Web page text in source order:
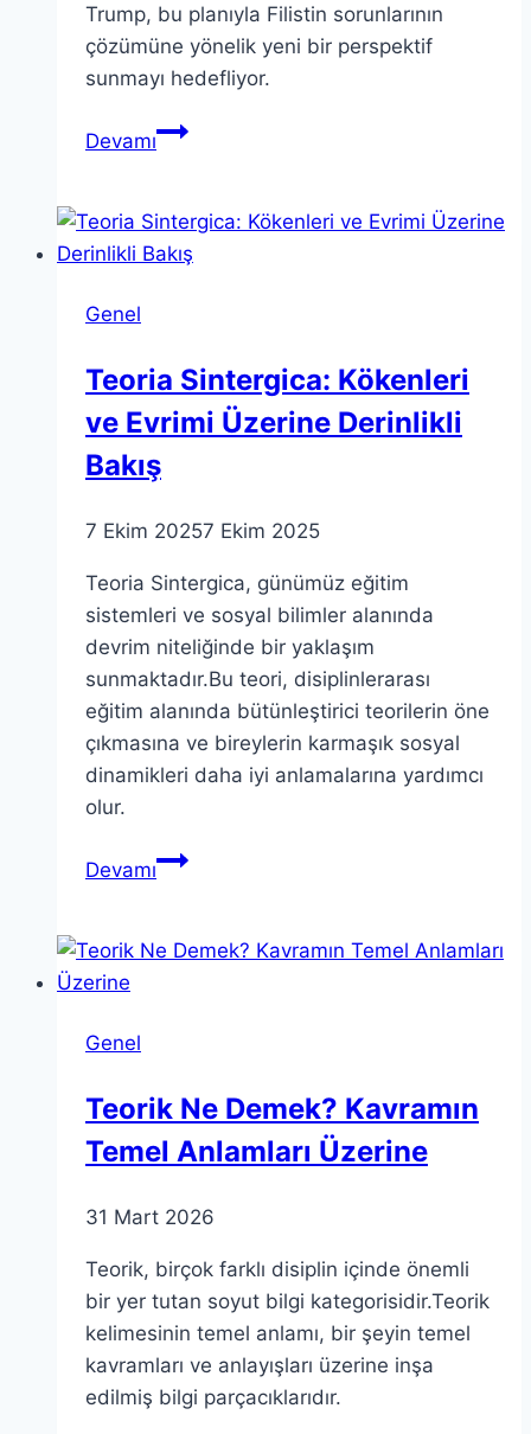
Trump, bu planıyla Filistin sorunlarının
çözümüne yönelik yeni bir perspektif
sunmayı hedefliyor.
DevamıTrump’ın
Ortak
Açıklama
Genel
Teoria Sintergica: Kökenleri
ve Evrimi Üzerine Derinlikli
Bakış
7 Ekim 20257 Ekim 2025
Teoria Sintergica, günümüz eğitim
sistemleri ve sosyal bilimler alanında
devrim niteliğinde bir yaklaşım
sunmaktadır.Bu teori, disiplinlerarası
eğitim alanında bütünleştirici teorilerin öne
çıkmasına ve bireylerin karmaşık sosyal
dinamikleri daha iyi anlamalarına yardımcı
olur.
DevamıTeoria
ve
Genel
Teorik Ne Demek? Kavramın
Temel Anlamları Üzerine
31 Mart 2026
Teorik, birçok farklı disiplin içinde önemli
bir yer tutan soyut bilgi kategorisidir.Teorik
kelimesinin temel anlamı, bir şeyin temel
kavramları ve anlayışları üzerine inşa
edilmiş bilgi parçacıklarıdır.